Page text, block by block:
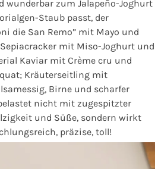
wunderbar zum Jalapeño-Joghurt
Staub passt, der
die San Remo” mit Mayo und
mit Miso-Joghurt und
Kaviar mit Crème cru und
Kräuterseitling mit
Birne und scharfer
nicht mit zugespitzter
und Süße, sondern wirkt
präzise, toll!